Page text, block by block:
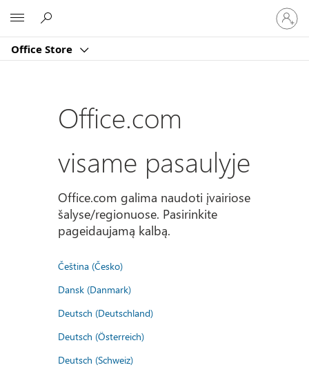
Office Store
prie
Office.com
visame pasaulyje
Office.com galima naudoti įvairiose
šalyse/regionuose. Pasirinkite
pageidaujamą kalbą.
Čeština (Česko)
Dansk (Danmark)
Deutsch (Deutschland)
Deutsch (Österreich)
Deutsch (Schweiz)